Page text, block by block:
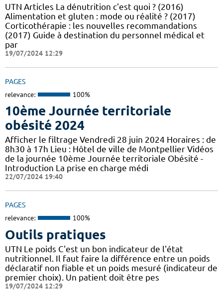
UTN Articles La dénutrition c'est quoi ? (2016)
Alimentation et gluten : mode ou réalité ? (2017)
Corticothérapie : les nouvelles recommandations
(2017) Guide à destination du personnel médical et
par
19/07/2024 12:29
PAGES
relevance: 100%
10ème Journée territoriale
obésité 2024
Afficher le filtrage Vendredi 28 juin 2024 Horaires : de
8h30 à 17h Lieu : Hôtel de ville de Montpellier Vidéos
de la journée 10ème Journée territoriale Obésité -
Introduction La prise en charge médi
22/07/2024 19:40
PAGES
relevance: 100%
Outils pratiques
UTN Le poids C'est un bon indicateur de l'état
nutritionnel. Il faut faire la différence entre un poids
déclaratif non fiable et un poids mesuré (indicateur de
premier choix). Un patient doit être pes
19/07/2024 12:29